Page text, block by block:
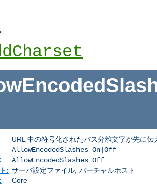
URL 中の符号化されたパス分離文字が先に
AllowEncodedSlashes On|Off
AllowEncodedSlashes Off
: サーバ設定ファイル, バーチャルホスト
Core